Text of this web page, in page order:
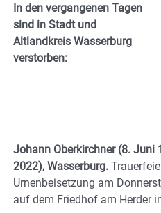
In den vergangenen Tagen
sind in Stadt und
Altlandkreis Wasserburg
verstorben:
Johann Oberkirchner (8. Juni
2022), Wasserburg.
Urnenbeisetzung am
auf dem Friedhof am Herder